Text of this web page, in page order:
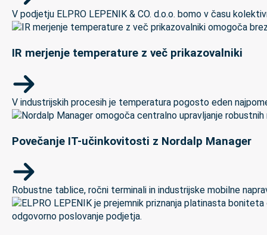
V podjetju ELPRO LEPENIK & CO. d.o.o. bomo v času
IR merjenje temperature z več prikazovalniki
V industrijskih procesih je temperatura pogosto eden
Povečanje IT-učinkovitosti z Nordalp Manager
Robustne tablice, ročni terminali in industrijske mobilne